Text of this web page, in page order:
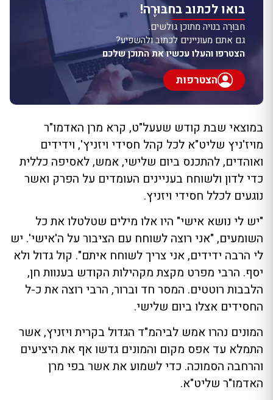
בואו לכתוב בחבּוּרֶה!
חבּוּרֶה בנויה מתוכן גולשים.
גם אתם מעוניינים לכתוב ולהשפיע?
הצטרפו והעלו עכשיו את התוכן שלכם
הצטרפות
במוצאי שבת קודש שעעל"ט, קרא מרן האדמו"ר
מויז'ניץ שליט"א לכל קהל חסידי ויזניץ', וידידים
ואוהדים, להתכנס ביום שלישי, אמש, לאסיפה כללית
כדי לדון ולשוחח בעניינים העומדים על הפרק ואשר
נוגעים לכלל חסידי ויזניץ.
"יש לי נושא אישי" היו אלו מילים שטלטלו את כל
השומעים, "אני רוצה לשוחח עם הציבור על ה'אישי'. יש
לי הרבה ידידים, אני צריך לשוחח איתם". קול גדול ולא
יסף. הרבי מפרט מקצת מקהילות הקודש בענוות חן,
הלבבות רוטטים. המסר חד וברור, הרבי רוצה את כ-ל
החסידים אצלו ביום שלישי.
המונים נהרו אמש לביהמ"ד הגדול בקרית ויזניץ, אשר
התמלא עד אפס מקום והמונים גדשו אף את היציעים
והרחבה הסמוכה. כדי לשמוע את אשר בפי מרן
האדמו"ר שליט"א.